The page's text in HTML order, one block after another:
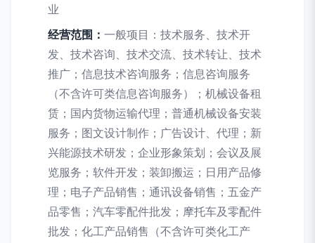
业
经营范围： 一般项目：技术服务、技术开
发、技术咨询、技术交流、技术转让、技术
推广；信息技术咨询服务；信息咨询服务
（不含许可类信息咨询服务）；机械设备租
赁；国内货物运输代理；普通机械设备安装
服务；图文设计制作；广告设计、代理；新
兴能源技术研发；企业形象策划；会议及展
览服务；软件开发；装卸搬运；日用产品修
理；电子产品销售；通讯设备销售；五金产
品零售；汽车零配件批发；摩托车及零配件
批发；化工产品销售（不含许可类化工产